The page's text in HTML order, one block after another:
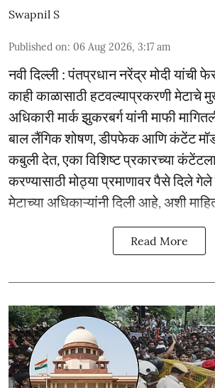
Swapnil S
Published on: 06 Aug 2026, 3:17 am
नवी दिल्ली : पंतप्रधान नरेंद्र मोदी यांची
काही काळासाठी हटवल्याप्रकरणी मेटाचे
अधिकारी मार्क झुकरबर्ग यांनी माफी
बाल लैंगिक शोषण, डीपफेक आणि कंटेंट
कबुली देत, एका विशिष्ट प्रकारच्या
करण्यासाठी मोठ्या प्रमाणावर पैसे दिले
मेटाच्या अधिकाऱ्यांनी दिली आहे, अशी
Read More